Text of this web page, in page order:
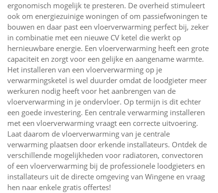
ergonomisch mogelijk te presteren. De overheid stimuleert
ook om energiezuinige woningen of om passiefwoningen te
bouwen en daar past een vloerverwarming perfect bij, zeker
in combinatie met een nieuwe CV ketel die werkt op
hernieuwbare energie. Een vloerverwarming heeft een grote
capaciteit en zorgt voor een gelijke en aangename warmte.
Het installeren van een vloerverwarming op je
verwarmingsketel is wel duurder omdat de loodgieter meer
werkuren nodig heeft voor het aanbrengen van de
vloerverwarming in je ondervloer. Op termijn is dit echter
een goede investering. Een centrale verwarming installeren
met een vloerverwarming vraagt een correcte uitvoering.
Laat daarom de vloerverwarming van je centrale
verwarming plaatsen door erkende installateurs. Ontdek de
verschillende mogelijkheden voor radiatoren, convectoren
of een vloerverwarming bij de professionele loodgieters en
installateurs uit de directe omgeving van Wingene en vraag
hen naar enkele gratis offertes!